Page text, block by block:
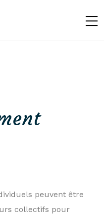
peuvent être
collectifs pour